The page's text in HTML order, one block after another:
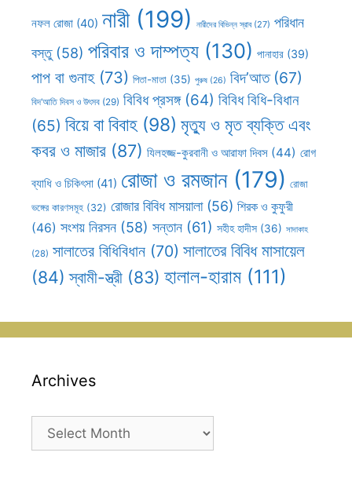
নফল রোজা (40) নারী(199) নারীদের বিভিন্ন স্রাব(27) পরিধান
বস্তু(58) পরিবার ও দাম্পত্য (130) পানাহার (39)
পাপ বা গুনাহ(73) পিতা-মাতা (35) পুরুষ (26) বিদ’আত(67)
বিদ’আতি দিবস ও উৎসব (29) বিবিধ প্রসঙ্গ(64) বিবিধ বিধি-বিধান
(65) বিয়ে বা বিবাহ (98) মৃত্যু ও মৃত ব্যক্তি এবং
কবর ও মাজার (87) যিলহজ্জ-কুরবানী ও আরাফা দিবস (44) রোগ
ব্যাধি ও চিকিৎসা (41) রোজা ও রমজান(179) রোজা
ভঙ্গের কারণসমূহ (32) রোজার বিবিধ মাসয়ালা(56) শিরক ও কুফুরী
(46) সংশয় নিরসন (58) সন্তান (61) সহীহ হাদীস (36) সাদাকাহ
(28) সালাতের বিধিবিধান (70) সালাতের বিবিধ মাসায়েল
(84) স্বামী-স্ত্রী (83) হালাল-হারাম (111)
Archives
Archives